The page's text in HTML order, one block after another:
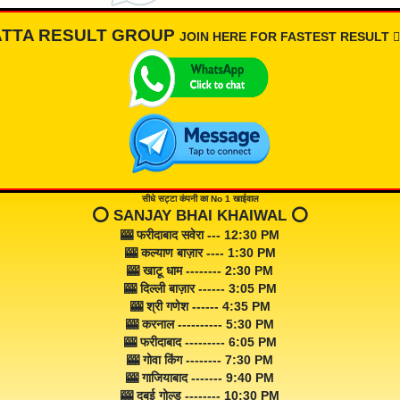
RESULT GROUP JOIN HERE FOR FASTEST RESULT
सीधे सट्टा कंपनी का No 1 खाईवाल
⭕️ SANJAY BHAI KHAIWAL ⭕️
🎰 फरीदाबाद सवेरा --- 12:30 PM
🎰 कल्याण बाज़ार ---- 1:30 PM
🎰 खाटू धाम -------- 2:30 PM
🎰 दिल्ली बाज़ार ------ 3:05 PM
🎰 श्री गणेश ------ 4:35 PM
🎰 करनाल ---------- 5:30 PM
🎰 फरीदाबाद --------- 6:05 PM
🎰 गोवा किंग -------- 7:30 PM
🎰 गाजियाबाद ------- 9:40 PM
🎰 दुबई गोल्ड -------- 10:30 PM